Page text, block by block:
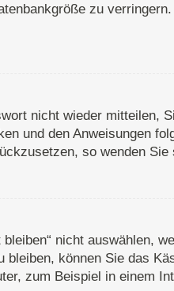
zu
nicht wieder mitteilen,
und den Anweisungen
so wenden
nicht auswählen,
können Sie das
zum Beispiel in einem